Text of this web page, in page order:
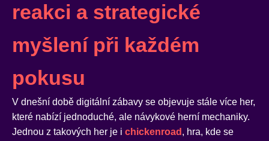
reakci a strategické
myšlení při každém
pokusu
V dnešní době digitální zábavy se objevuje stále více her,
které nabízí jednoduché, ale návykové herní mechaniky.
Jednou z takových her je i chickenroad , hra, kde se